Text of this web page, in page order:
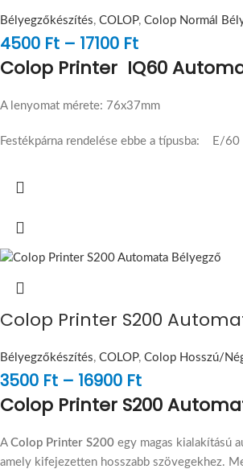
Bélyegzőkészítés, COLOP, Colop Normál
4500 Ft – 17100 Ft
Colop Printer IQ60
A lenyomat mérete: 76x37mm
Festékpárna rendelése ebbe a típusba: E/60
Colop Printer S200
Bélyegzőkészítés, COLOP, Colop Hosszú/
3500 Ft – 16900 Ft
Colop Printer S200
A Colop Printer S200 egy magas kialakítású
amely kifejezetten hosszabb szövegekhez.